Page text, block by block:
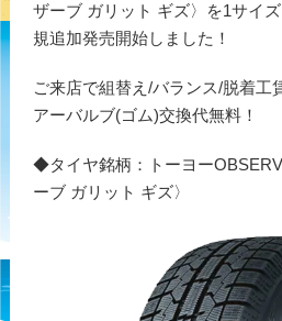
ザーブ ガリット ギズ〉を1サイ
規追加発売開始しました！
ご来店で組替え/バランス/脱着工
アーバルブ(ゴム)交換代無料！
◆タイヤ銘柄：トーヨー
ーブ ガリット ギズ〉